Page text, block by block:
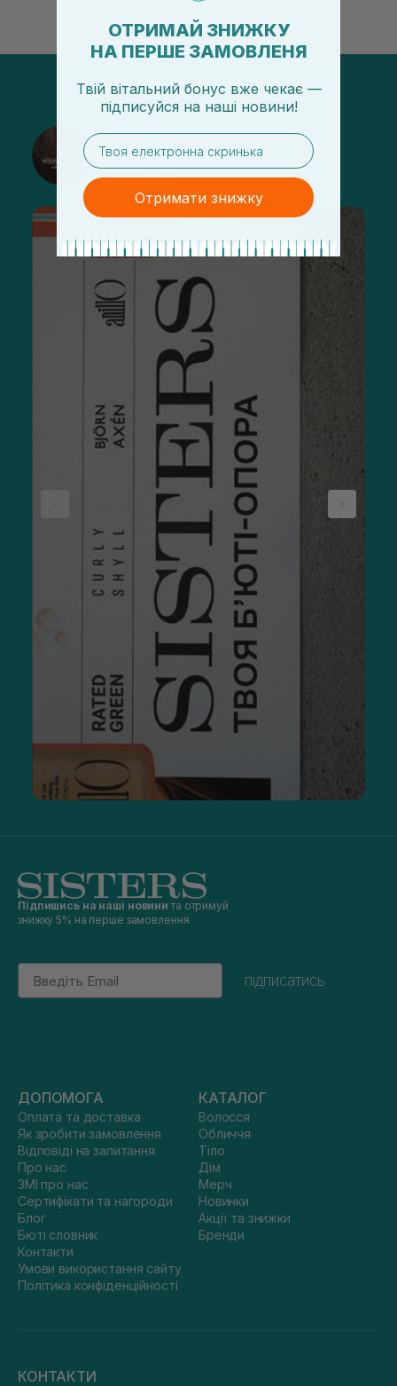
@sisters_stelmakh в Instagram
Підписатися
Підпишись на наші новини та отримуй
знижку 5% на перше замовлення
Email
підписатись
ДОПОМОГА
Оплата та доставка
Як зробити замовлення
Відповіді на запитання
Про нас
ЗМІ про нас
Сертифікати та нагороди
Блог
Бюті словник
Контакти
Умови використання сайту
Політика конфіденційності
КАТАЛОГ
Волосся
Обличчя
Тіло
Дім
Мерч
Новинки
Акції та знижки
Бренди
КОНТАКТИ
ОТРИМАЙ ЗНИЖКУ
НА ПЕРШЕ ЗАМОВЛЕНЯ
Твій вітальний бонус вже чекає —
підписуйся на наші новини!
email
Отримати знижку